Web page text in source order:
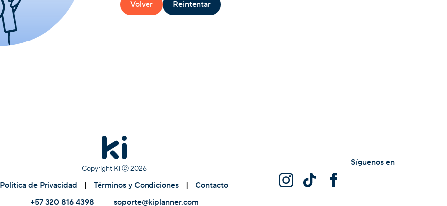
Volver Reintentar
Copyright Ki ⓒ2026
Política de Privacidad | Términos y Condiciones |
Contacto
+57 320 816 4398
soporte@kiplanner.com
Síguenos en